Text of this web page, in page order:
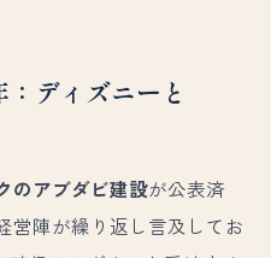
ディズニーと
のアブダビ建設が公表済
営陣が繰り返し言及してお